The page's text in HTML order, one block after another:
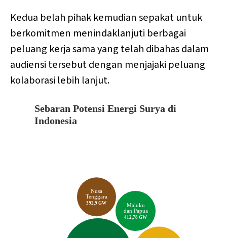
Kedua belah pihak kemudian sepakat untuk
berkomitmen menindaklanjuti berbagai
peluang kerja sama yang telah dibahas dalam
audiensi tersebut dengan menjajaki peluang
kolaborasi lebih lanjut.